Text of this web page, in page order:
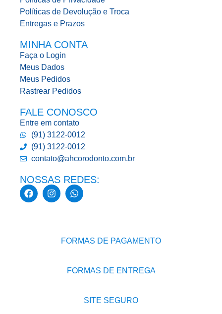
Políticas de Devolução e Troca
Entregas e Prazos
MINHA CONTA
Faça o Login
Meus Dados
Meus Pedidos
Rastrear Pedidos
FALE CONOSCO
Entre em contato
(91) 3122-0012
(91) 3122-0012
contato@ahcorodonto.com.br
NOSSAS REDES:
FORMAS DE PAGAMENTO
FORMAS DE ENTREGA
SITE SEGURO